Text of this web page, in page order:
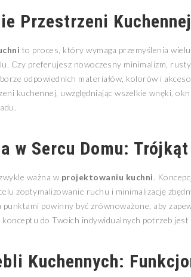
Przestrzeni
to proces, który wymaga przemyślenia
Czy preferujesz nowoczesny minimalizm,
odpowiednich materiałów, kolorów i
kuchennej, uwzględniając wszelkie wnęki,
w Sercu Domu:
ważna w projektowaniu kuchni.
zoptymalizowanie ruchu i minimalizację
punktami powinny być zrównoważone, aby
do Twoich indywidualnych potrzeb jest
Kuchennych: